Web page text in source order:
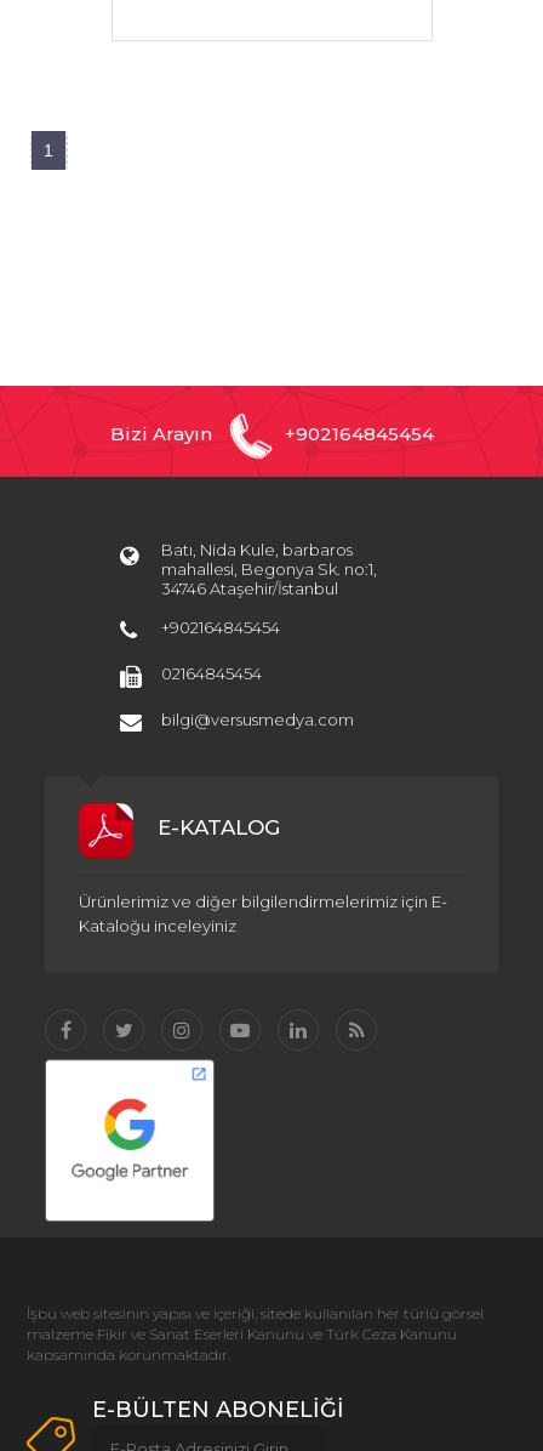
1
Bizi Arayın +902164845454
Batı, Nida Kule, barbaros
mahallesi, Begonya Sk. no:1,
34746 Ataşehir/İstanbul
+902164845454
02164845454
bilgi@versusmedya.com
E-KATALOG
Ürünlerimiz ve diğer bilgilendirmelerimiz için E-
Kataloğu inceleyiniz
İşbu web sitesinin yapısı ve içeriği, sitede kullanılan her türlü görsel
malzeme Fikir ve Sanat Eserleri Kanunu ve Türk Ceza Kanunu
kapsamında korunmaktadır.
E-BÜLTEN ABONELİĞİ